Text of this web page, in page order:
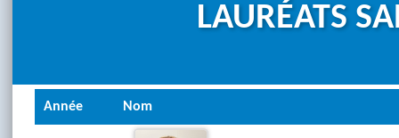
LAURÉATS
Année Nom